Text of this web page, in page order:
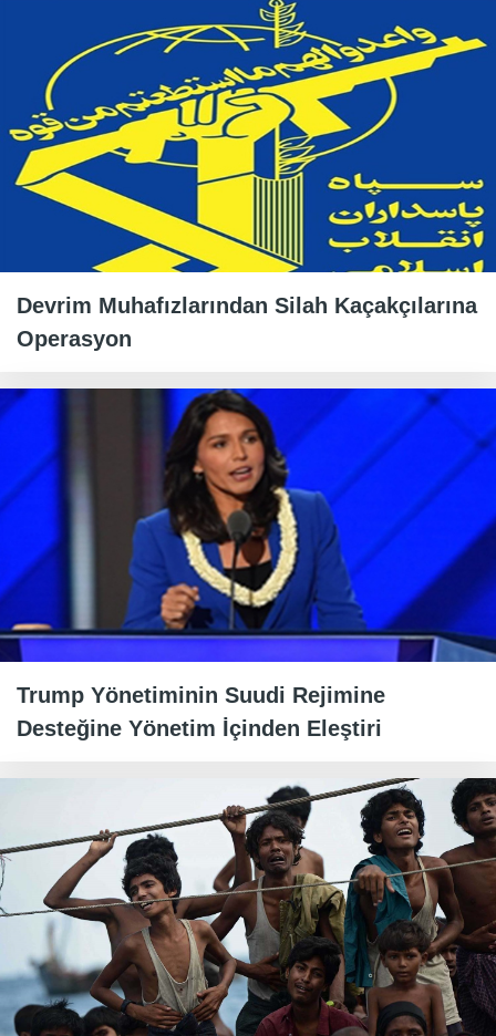
Devrim Muhafızlarından Silah Kaçakçılarına
Operasyon
Trump Yönetiminin Suudi Rejimine
Desteğine Yönetim İçinden Eleştiri